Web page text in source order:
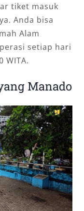
tiket masuk
Anda bisa
Alam
setiap hari
WITA.
Manado